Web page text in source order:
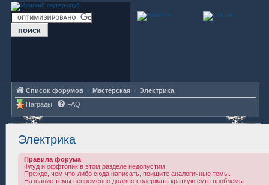
Список форумов Мастерская
Электрика
Награды
FAQ
Электрика
Правила форума
Флуд и оффтопик в этом разделе недопустим.
Прежде, чем что-либо сюда написать, поищите аналогичные темы.
Название темы непременно должно содержать краткую суть проблемы.